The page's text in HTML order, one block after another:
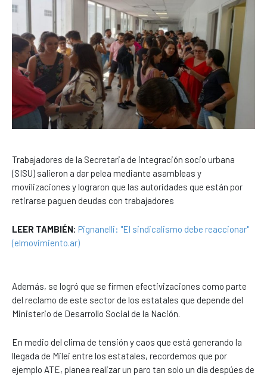
Trabajadores de la Secretaria de integración socio urbana
(SISU) salieron a dar pelea mediante asambleas y
movilizaciones y lograron que las autoridades que están por
retirarse paguen deudas con trabajadores
LEER TAMBIÉN: Pignanelli: "El sindicalismo debe reaccionar"
(elmovimiento.ar)
Además, se logró que se firmen efectivizaciones como parte
del reclamo de este sector de los estatales que depende del
Ministerio de Desarrollo Social de la Nación.
En medio del clima de tensión y caos que está generando la
llegada de Milei entre los estatales, recordemos que por
ejemplo ATE, planea realizar un paro tan solo un día despúes de